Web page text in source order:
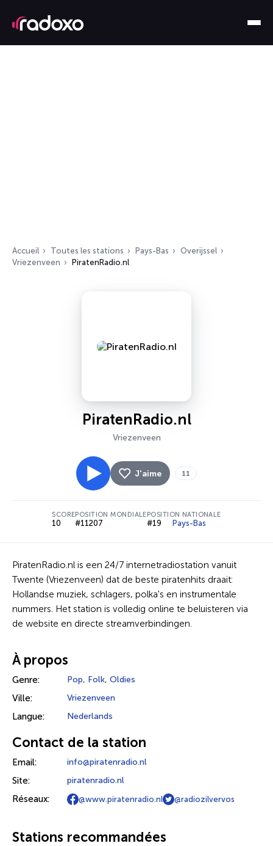
Accueil Toutes les stations Pays-Bas
Overijssel
Vriezenveen
PiratenRadio.nl
PiratenRadio.nl
Vriezenveen
J'aime 11
SCORE
10
POSITION MONDIALE
#11207
POSITION NATIONALE
#19 Pays-Bas
PiratenRadio.nl is een 24/7 internetradiostation vanuit
Twente (Vriezenveen) dat de beste piratenhits draait:
Hollandse muziek, schlagers, polka's en instrumentale
nummers. Het station is volledig online te beluisteren via
de website en directe streamverbindingen.
À propos
Genre: Pop, Folk, Oldies
Ville: Vriezenveen
Langue: Nederlands
Contact de la station
Email: info@piratenradio.nl
Site: piratenradio.nl
Réseaux: @www.piratenradio.nl @radiozilvervos
Stations recommandées